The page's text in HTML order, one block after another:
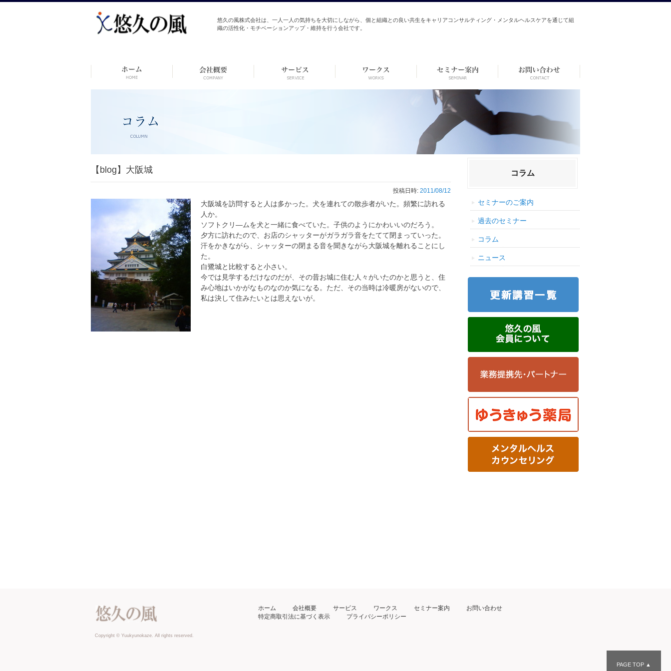
悠久の風株式会社は、一人一人の気持ちを大切にしながら、個と組織との良い共生をキャリアコンサルティング・メンタルヘルスケアを通じて組
織の活性化・モチベーションアップ・維持を行う会社です。
テ
ン
【blog】大阪城
投稿日時: 2011/08/12
大阪城を訪問すると人は多かった。犬を連れての散歩者がいた。頻繁に訪れる
人か。
ソフトクリ―ムを犬と一緒に食べていた。子供のようにかわいいのだろう。
夕方に訪れたので、お店のシャッターがガラガラ音をたてて閉まっていった。
汗をかきながら、シャッターの閉まる音を聞きながら大阪城を離れることにし
た。
白鷺城と比較すると小さい。
今では見学するだけなのだが、その昔お城に住む人々がいたのかと思うと、住
み心地はいかがなものなのか気になる。ただ、その当時は冷暖房がないので、
私は決して住みたいとは思えないが。
コラム
セミナーのご案内
過去のセミナー
コラム
ニュース
PAGE TOP ▲
ホーム 会社概要 サービス ワークス セミナー案内
お問い合わせ
特定商取引法に基づく表示
プライバシーポリシー
Copyright © Yuukyunokaze. All rights reserved.